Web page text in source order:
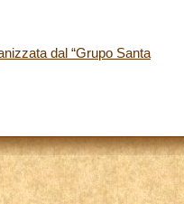
dal “Grupo Santa